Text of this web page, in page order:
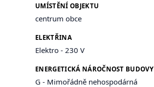
UMÍSTĚNÍ OBJEKTU
centrum obce
ELEKTŘINA
Elektro - 230 V
ENERGETICKÁ NÁROČNOST BUDOVY
G - Mimořádně nehospodárná